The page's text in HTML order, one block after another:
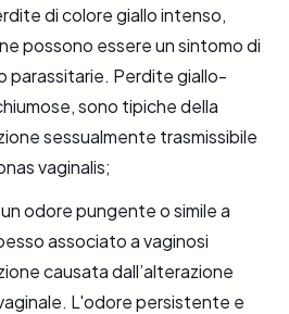
di colore giallo intenso,
possono essere un sintomo di
parassitarie. Perdite giallo-
sono tipiche della
sessualmente trasmissibile
vaginalis;
odore pungente o simile a
associato a vaginosi
causata dall’alterazione
L'odore persistente e